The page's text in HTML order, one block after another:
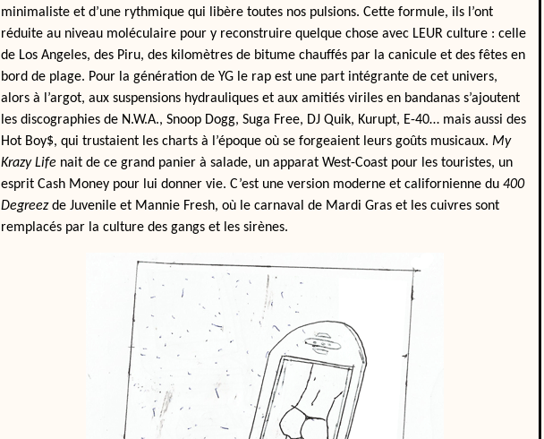
minimaliste et d’une rythmique qui libère toutes nos pulsions. Cette formule, ils l’ont
réduite au niveau moléculaire pour y reconstruire quelque chose avec LEUR culture : celle
de Los Angeles, des Piru, des kilomètres de bitume chauffés par la canicule et des fêtes en
bord de plage. Pour la génération de YG le rap est une part intégrante de cet univers,
alors à l’argot, aux suspensions hydrauliques et aux amitiés viriles en bandanas s’ajoutent
les discographies de N.W.A., Snoop Dogg, Suga Free, DJ Quik, Kurupt, E-40… mais aussi des
Hot Boy$, qui trustaient les charts à l’époque où se forgeaient leurs goûts musicaux. My
Krazy Life nait de ce grand panier à salade, un apparat West-Coast pour les touristes, un
esprit Cash Money pour lui donner vie. C’est une version moderne et californienne du 400
Degreezde Juvenile et Mannie Fresh, où le carnaval de Mardi Gras et les cuivres sont
remplacés par la culture des gangs et les sirènes.